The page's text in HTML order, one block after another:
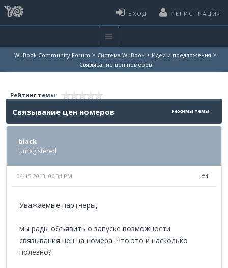
ВХОД РЕГИСТРАЦИЯ
WuBook Community Forum > Система WuBook > Идеи и предложения >
Связывание цен номеров
Рейтинг темы:
Режимы темы
Связывание цен номеров
black
Unregistered
#1
04-15-2013, 06:34 PM
Уважаемые партнеры,
мы рады объявить о запуске возможности
связывания цен на номера. Что это и насколько
полезно?